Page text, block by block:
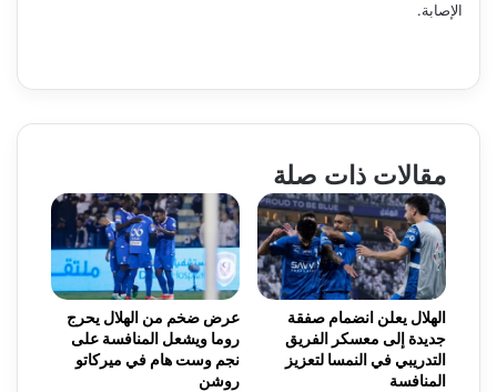
الإصابة.
مقالات ذات صلة
عرض ضخم من الهلال يحرج
روما ويشعل المنافسة على
نجم وست هام في ميركاتو
روشن
الهلال يعلن انضمام صفقة
جديدة إلى معسكر الفريق
التدريبي في النمسا لتعزيز
المنافسة